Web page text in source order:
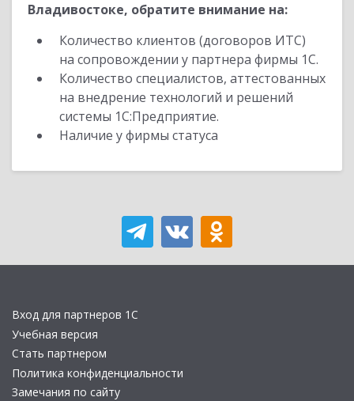
Владивостоке, обратите внимание на:
Количество клиентов (договоров ИТС)
на сопровождении у партнера фирмы 1С.
Количество специалистов, аттестованных
на внедрение технологий и решений
системы 1С:Предприятие.
Наличие у фирмы статуса
Вход для партнеров 1С
Учебная версия
Стать партнером
Политика конфиденциальности
Замечания по сайту